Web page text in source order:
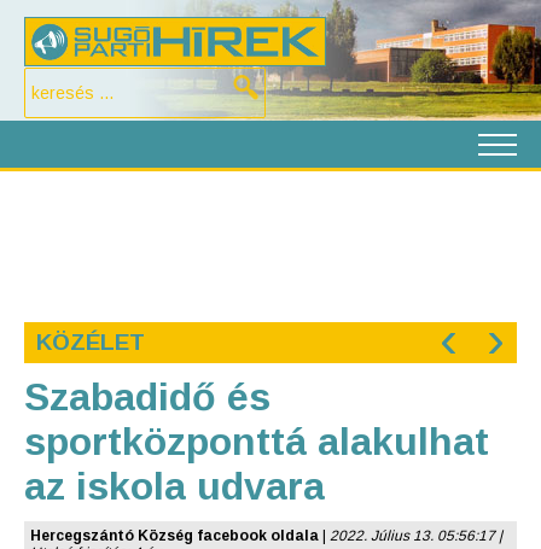
KÖZÉLET ‹ ›
Szabadidő és
sportközponttá alakulhat
az iskola udvara
Hercegszántó Község facebook oldala
2022. Július 13. 05:56:17 |